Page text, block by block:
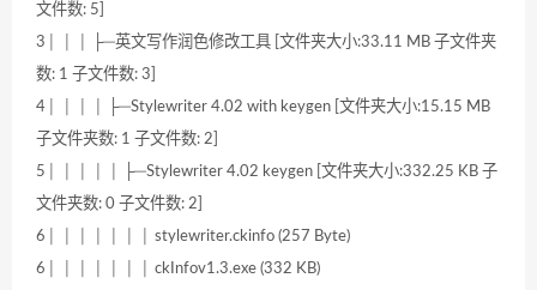
文件数: 5]
3│ │ │ ├─英文写作润色修改工具 [文件夹大小:33.11 MB 子文件夹
数: 1 子文件数: 3]
4│ │ │ │ ├─Stylewriter 4.02 with keygen [文件夹大小:15.15 MB
子文件夹数: 1 子文件数: 2]
5│ │ │ │ │ ├─Stylewriter 4.02 keygen [文件夹大小:332.25 KB 子
文件夹数: 0 子文件数: 2]
6│ │ │ │ │ │ │ stylewriter.ckinfo (257 Byte)
6│ │ │ │ │ │ │ ckInfov1.3.exe (332 KB)